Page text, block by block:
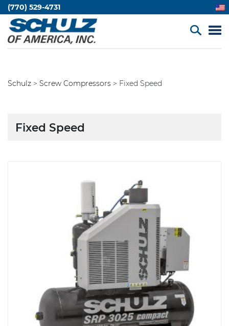
(770) 529-4731
Schulz > Screw Compressors > Fixed Speed
Fixed Speed